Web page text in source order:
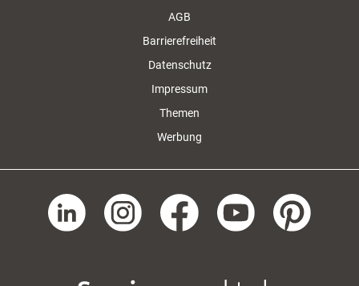
AGB
Barrierefreiheit
Datenschutz
Impressum
Themen
Werbung